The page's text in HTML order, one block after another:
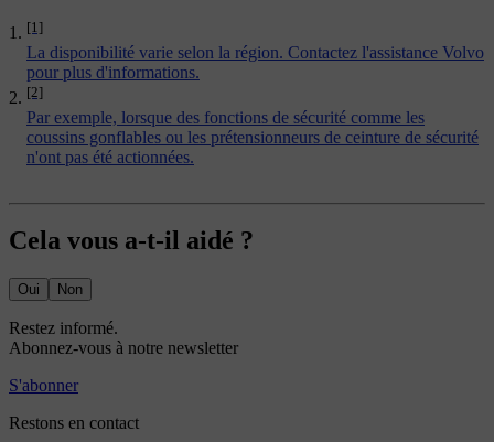
[1]
La disponibilité varie selon la région. Contactez l'assistance Volvo
pour plus d'informations.
[2]
Par exemple, lorsque des fonctions de sécurité comme les
coussins gonflables ou les prétensionneurs de ceinture de sécurité
n'ont pas été actionnées.
Cela vous a-t-il aidé ?
Oui Non